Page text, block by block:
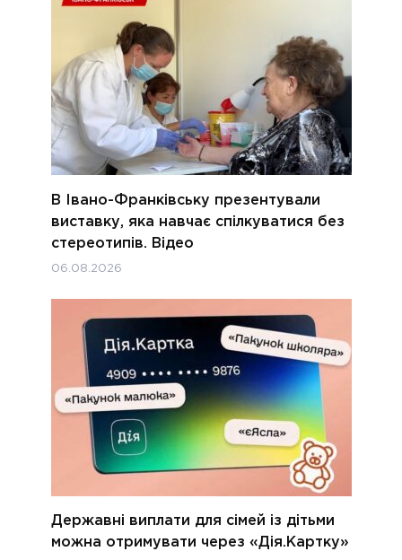
В Івано-Франківську презентували
виставку, яка навчає спілкуватися без
стереотипів. Відео
06.08.2026
Державні виплати для сімей із дітьми
можна отримувати через «Дія.Картку»